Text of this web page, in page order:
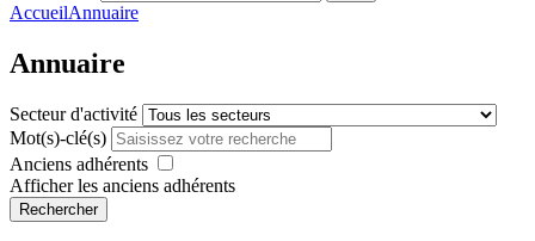
AccueilAnnuaire
Annuaire
Secteur d'activité
Mot(s)-clé(s)
Anciens adhérents
Afficher les anciens adhérents
Rechercher